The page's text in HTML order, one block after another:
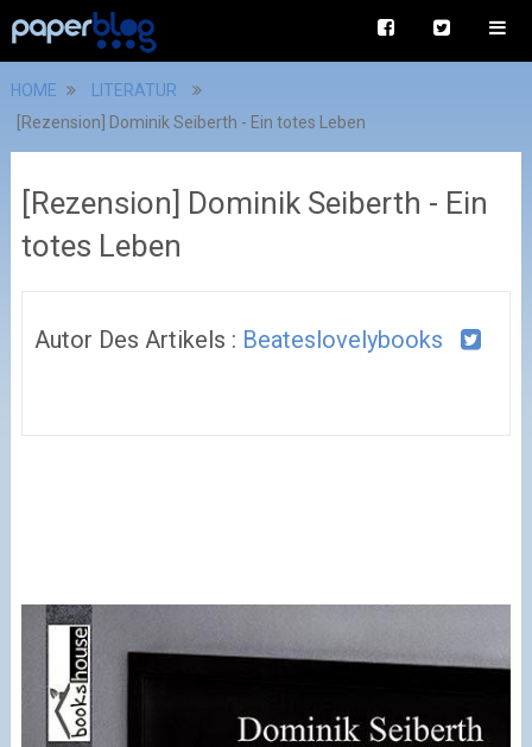
HOME
LITERATUR
[Rezension] Dominik Seiberth - Ein totes Leben
[Rezension] Dominik Seiberth - Ein
totes Leben
Autor Des Artikels : Beateslovelybooks